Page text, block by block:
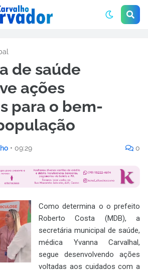
de saúde
ações
para o bem-
• 09:29 0
Como determina o o prefeito
Roberto Costa (MDB), a
secretária municipal de saúde,
médica Yvanna Carvalhal,
segue desenvolvendo ações
voltadas aos cuidados com a